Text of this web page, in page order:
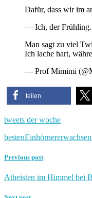
Dafür, dass wir im
— Ich, der Frühling.
Man sagt zu viel
Ich lache hart,
— Prof Mimimi
teilen
tweets der woche
bestenEinhörnererwachsen
Previous post
Atheisten im Himmel bei